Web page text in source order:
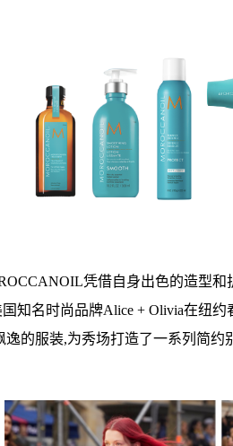
凭借自身出色的造型
知名时尚品牌Alice + Olivia在纽
逸的服装,为秀场打造了一系列简约